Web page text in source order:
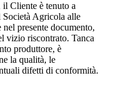
Cliente è tenuto a
Agricola alle
presente documento,
vizio riscontrato. Tanca
produttore, è
la qualità, le
difetti di conformità.